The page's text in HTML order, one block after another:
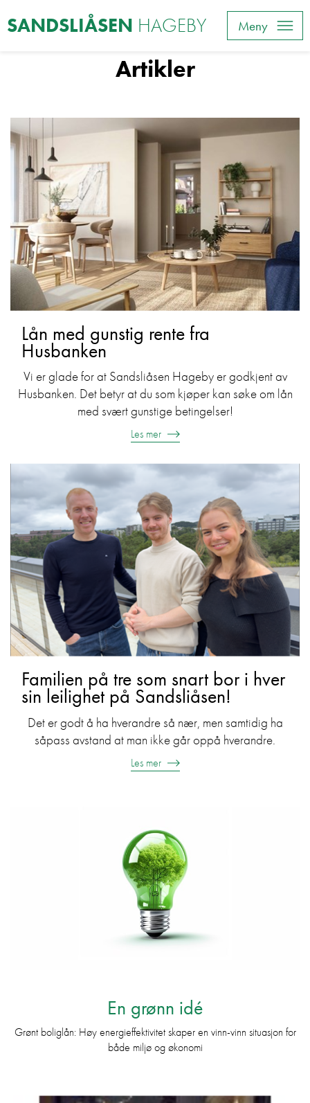
SANDSLIÅSEN HAGEBY Meny
Artikler
Lån med gunstig rente fra
Husbanken
Vi er glade for at Sandsliåsen Hageby er godkjent av
Husbanken. Det betyr at du som kjøper kan søke om lån
med svært gunstige betingelser!
Les mer
Familien på tre som snart bor i hver
sin leilighet på Sandsliåsen!
Det er godt å ha hverandre så nær, men samtidig ha
såpass avstand at man ikke går oppå hverandre.
Les mer
En grønn idé
Grønt boliglån: Høy energieffektivitet skaper en vinn-vinn situasjon for
både miljø og økonomi